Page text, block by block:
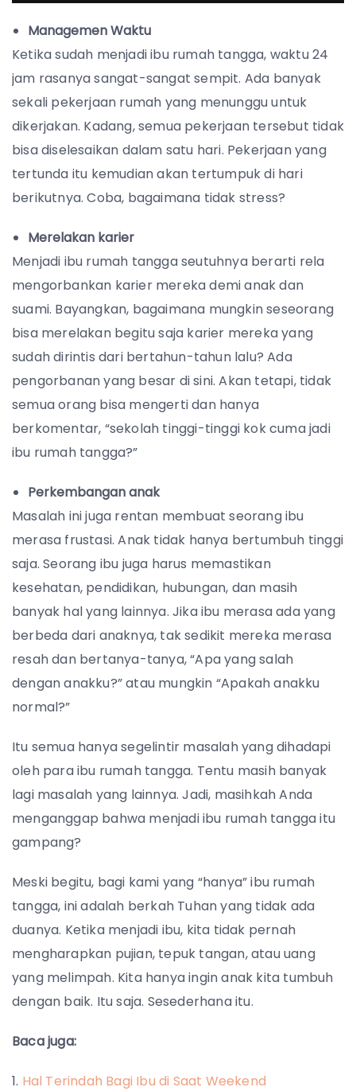
Managemen Waktu
Ketika sudah menjadi ibu rumah tangga, waktu 24
jam rasanya sangat-sangat sempit. Ada banyak
sekali pekerjaan rumah yang menunggu untuk
dikerjakan. Kadang, semua pekerjaan tersebut tidak
bisa diselesaikan dalam satu hari. Pekerjaan yang
tertunda itu kemudian akan tertumpuk di hari
berikutnya. Coba, bagaimana tidak stress?
Merelakan karier
Menjadi ibu rumah tangga seutuhnya berarti rela
mengorbankan karier mereka demi anak dan
suami. Bayangkan, bagaimana mungkin seseorang
bisa merelakan begitu saja karier mereka yang
sudah dirintis dari bertahun-tahun lalu? Ada
pengorbanan yang besar di sini. Akan tetapi, tidak
semua orang bisa mengerti dan hanya
berkomentar, “sekolah tinggi-tinggi kok cuma jadi
ibu rumah tangga?”
Perkembangan anak
Masalah ini juga rentan membuat seorang ibu
merasa frustasi. Anak tidak hanya bertumbuh tinggi
saja. Seorang ibu juga harus memastikan
kesehatan, pendidikan, hubungan, dan masih
banyak hal yang lainnya. Jika ibu merasa ada yang
berbeda dari anaknya, tak sedikit mereka merasa
resah dan bertanya-tanya, “Apa yang salah
dengan anakku?” atau mungkin “Apakah anakku
normal?”
Itu semua hanya segelintir masalah yang dihadapi
oleh para ibu rumah tangga. Tentu masih banyak
lagi masalah yang lainnya. Jadi, masihkah Anda
menganggap bahwa menjadi ibu rumah tangga itu
gampang?
Meski begitu, bagi kami yang “hanya” ibu rumah
tangga, ini adalah berkah Tuhan yang tidak ada
duanya. Ketika menjadi ibu, kita tidak pernah
mengharapkan pujian, tepuk tangan, atau uang
yang melimpah. Kita hanya ingin anak kita tumbuh
dengan baik. Itu saja. Sesederhana itu.
Baca juga:
1. Hal Terindah Bagi Ibu di Saat Weekend